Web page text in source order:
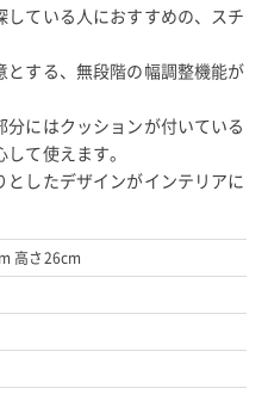
ている人におすすめの、スチ
とする、無段階の幅調整機能が
にはクッションが付いている
て使えます。
したデザインがインテリアに
高さ26cm